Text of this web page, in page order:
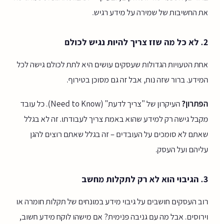
את החשיבות של שמירה על מידע רגיש.
2. לא כל מה שזז צריך להיות נגיש לכולם
אחת הטעויות הגדולות שעסקים עושים היא לתת לכולם גישה לכל
המידע. ברור שזה נוח, אבל זה גם מסוכן בטירוף.
הפתרון?
העיקרון של "צריך לדעת" (Need to Know). כל עובד
מקבל גישה רק למידע שהוא באמת צריך לעבודתו. זה לא בגלל
שאתם לא סומכים על העובדים – זה בגלל שאתם רוצים להגן
עליהם ועל העסק.
3. הגיבוי הוא לא רק לתקלות מחשב
רוב העסקים חושבים על גיבוי מידע במונחים של תקלות חומרה או
וירוסים. אבל מה עם גניבה פנימית? אם מישהו לוקח מידע חשוב,